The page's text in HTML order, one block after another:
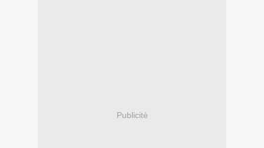
Publicité